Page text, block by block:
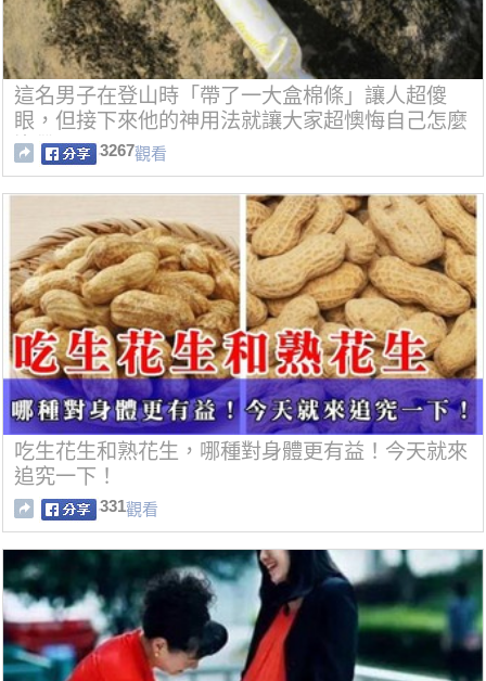
這名男子在登山時「帶了一大盒棉條」讓人超傻
眼，但接下來他的神用法就讓大家超懊悔自己怎麼
沒帶了！3267觀看
吃生花生和熟花生，哪種對身體更有益！今天就來
追究一下！
331觀看